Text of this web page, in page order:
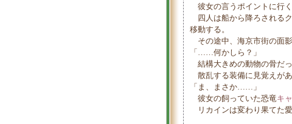
彼女の言うポイントに行
四人は船から降ろされる
移動する。
その途中、海京市街の面
「……何かしら？」
結構大きめの動物の骨だっ
散乱する装備に見覚えが
「ま、まさか……」
彼女の飼っていた恐竜キ
リカインは変わり果てた